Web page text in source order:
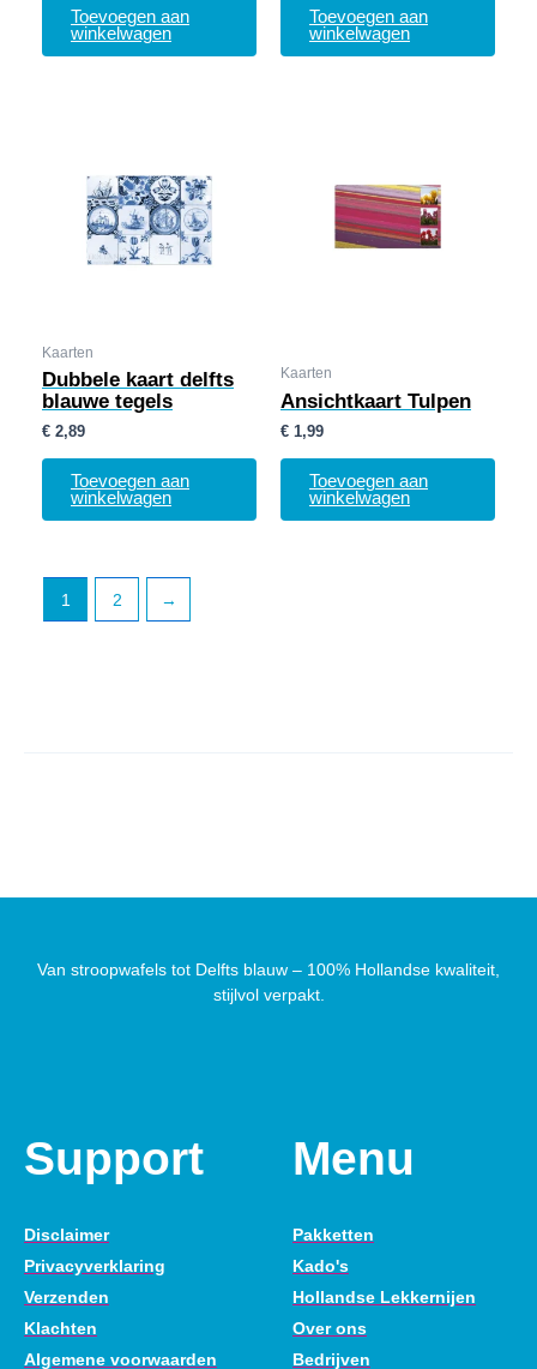
Toevoegen aan
winkelwagen
Toevoegen aan
winkelwagen
Kaarten
Dubbele kaart delfts
blauwe tegels
€ 2,89
Toevoegen aan
winkelwagen
Kaarten
Ansichtkaart Tulpen
€ 1,99
Toevoegen aan
winkelwagen
1 2 →
Van stroopwafels tot Delfts blauw – 100% Hollandse kwaliteit,
stijlvol verpakt.
Support
Disclaimer
Privacyverklaring
Verzenden
Klachten
Algemene voorwaarden
Menu
Pakketten
Kado's
Hollandse Lekkernijen
Over ons
Bedrijven